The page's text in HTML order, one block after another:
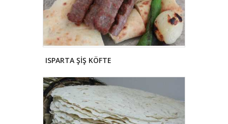
ISPARTA ŞİŞ KÖFTE